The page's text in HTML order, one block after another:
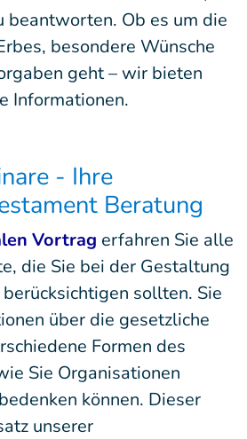
beantworten. Ob es um die
besondere Wünsche
geht – wir bieten
Informationen.
- Ihre
Beratung
Vortrag erfahren Sie alle
die Sie bei der Gestaltung
sollten. Sie
über die gesetzliche
Formen des
Sie Organisationen
können. Dieser
unserer